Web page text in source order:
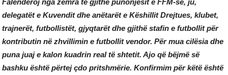
delegatët e Kuvendit dhe anëtarët e Këshillit Drejtues, klubet,
trajnerët, futbollistët, gjyqtarët dhe gjithë stafin e futbollit për
kontributin në zhvillimin e futbollit vendor. Për mua cilësia dhe
puna juaj e kalon kuadrin real të shtetit. Ajo që bëjmë së
bashku është përtej çdo pritshmërie. Konfirmim për këtë është